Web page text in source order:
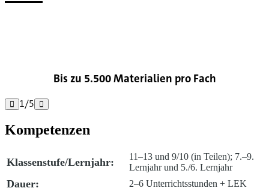
Bis zu 5.500 Materialien pro Fach
 1/5 
Kompetenzen
Klassenstufe/Lernjahr:
11–13 und 9/10 (in Teilen); 7.–9.
Lernjahr und 5./6. Lernjahr
Dauer: 2–6 Unterrichtsstunden + LEK